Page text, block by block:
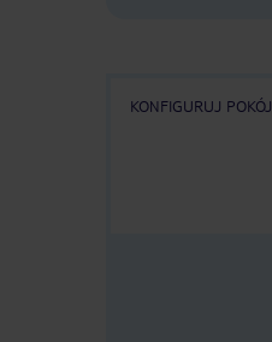
KONFIGURUJ POKÓJ